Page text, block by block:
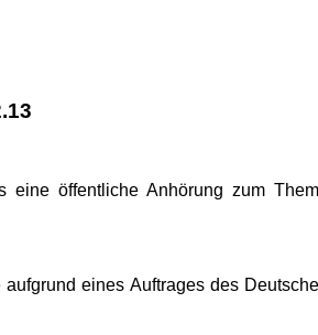
eine öffentliche Anhörung zum
eines Auftrages des